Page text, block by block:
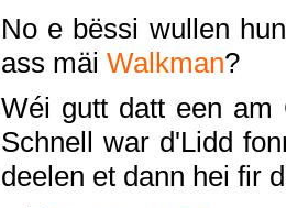
No e bëssi wullen
ass mäi Walkman?
Wéi gutt datt een am
Schnell war d'Lidd
deelen et dann hei fir